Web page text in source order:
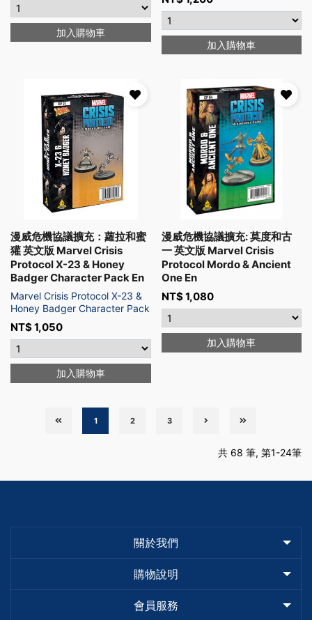
加入購物車
加入購物車
漫威危機協議擴充：蘿拉和蜜
獾 英文版 Marvel Crisis
Protocol X-23 & Honey
Badger Character Pack En
Marvel Crisis Protocol X-23 &
Honey Badger Character Pack
NT$1,050
加入購物車
漫威危機協議擴充: 莫度和古
一 英文版 Marvel Crisis
Protocol Mordo & Ancient
One En
NT$1,080
加入購物車
1 2 3
共 68 筆, 第1-24筆
關於我們
購物說明
會員服務